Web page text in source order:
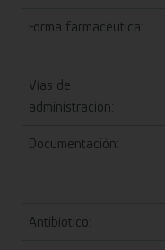
Forma farmacéutica:
Vías de
administración:
Documentación:
Antibiotico: